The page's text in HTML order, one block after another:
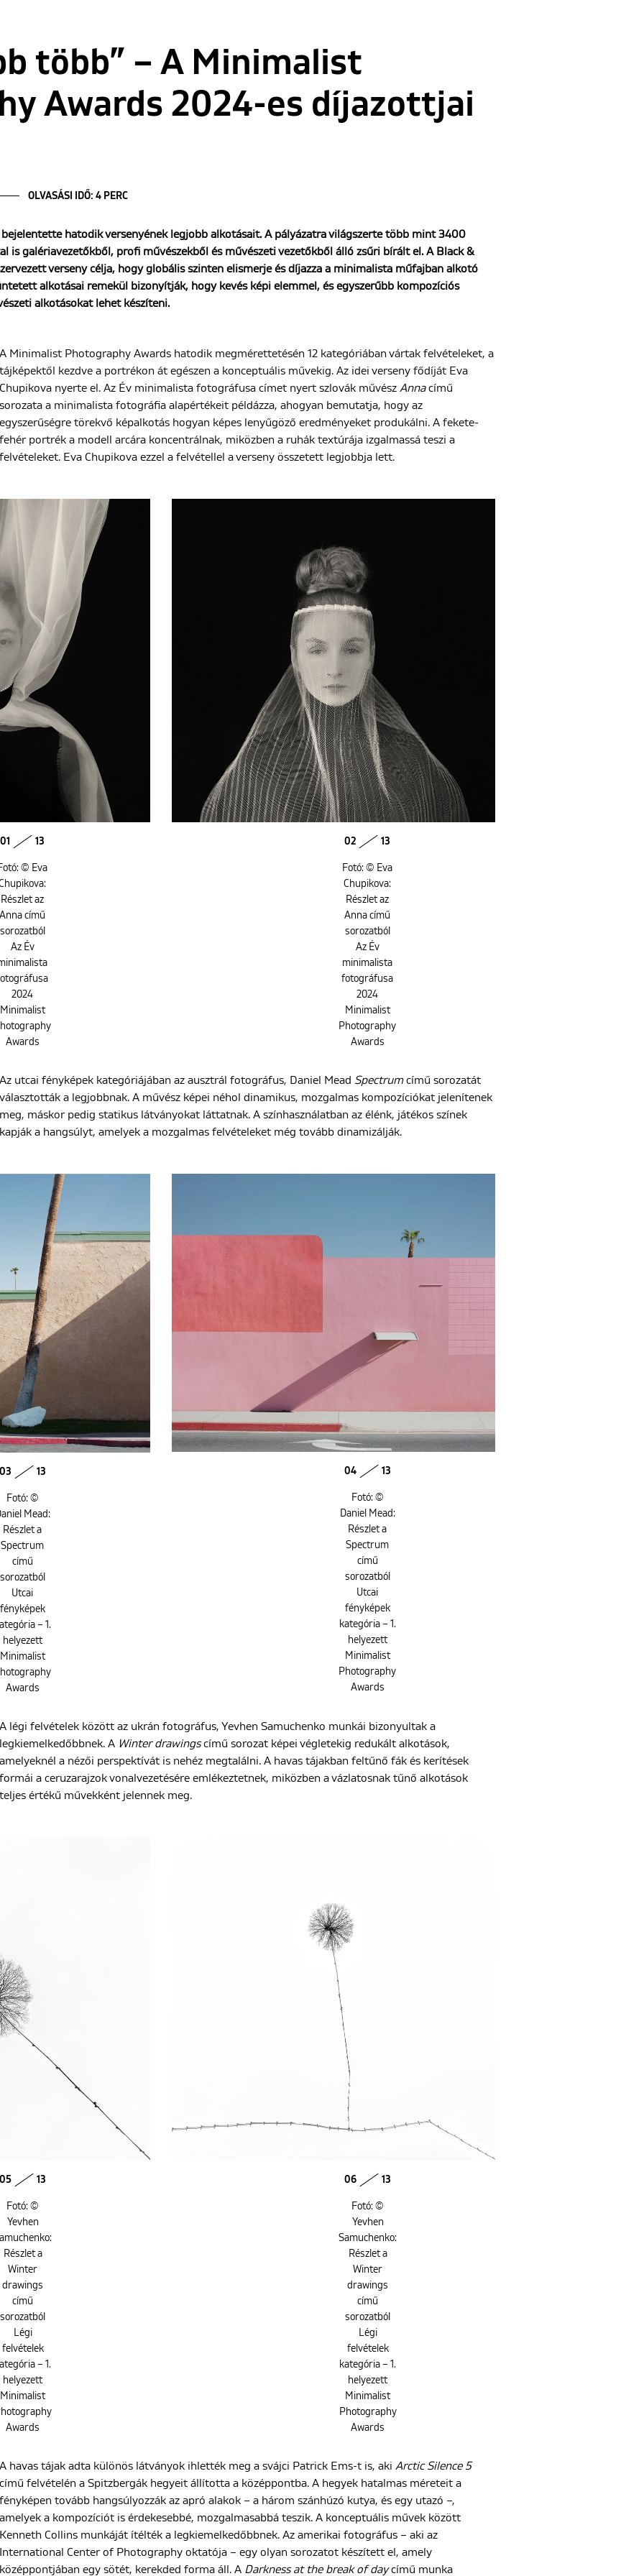
több” – A Minimalist
Awards 2024-es díjazottjai
OLVASÁSI IDŐ: 4 PERC
hatodik versenyének legjobb alkotásait. A pályázatra világszerte több mint 3400
is galériavezetőkből, profi művészekből és művészeti vezetőkből álló zsűri bírált el. A Black &
verseny célja, hogy globális szinten elismerje és díjazza a minimalista műfajban alkotó
alkotásai remekül bizonyítják, hogy kevés képi elemmel, és egyszerűbb kompozíciós
alkotásokat lehet készíteni.
A Minimalist Photography Awards hatodik megmérettetésén 12 kategóriában vártak felvételeket, a
tájképektől kezdve a portrékon át egészen a konceptuális művekig. Az idei verseny fődíját Eva
Chupikova nyerte el. Az Év minimalista fotográfusa címet nyert szlovák művész Annacímű
sorozata a minimalista fotográfia alapértékeit példázza, ahogyan bemutatja, hogy az
egyszerűségre törekvő képalkotás hogyan képes lenyűgöző eredményeket produkálni. A fekete-
fehér portrék a modell arcára koncentrálnak, miközben a ruhák textúrája izgalmassá teszi a
felvételeket. Eva Chupikova ezzel a felvétellel a verseny összetett legjobbja lett.
01 13
© Eva
Részlet az
Anna című
sorozatból
Az Év
2024
Minimalist
Awards
02 13
Fotó: © Eva
Chupikova:
Részlet az
Anna című
sorozatból
Az Év
minimalista
fotográfusa
2024
Minimalist
Photography
Awards
Az utcai fényképek kategóriájában az ausztrál fotográfus, Daniel Mead Spectrumcímű sorozatát
választották a legjobbnak. A művész képei néhol dinamikus, mozgalmas kompozíciókat jelenítenek
meg, máskor pedig statikus látványokat láttatnak. A színhasználatban az élénk, játékos színek
kapják a hangsúlyt, amelyek a mozgalmas felvételeket még tovább dinamizálják.
13
Fotó: ©
Mead:
Részlet a
Spectrum
című
sorozatból
Utcai
fényképek
– 1.
helyezett
Minimalist
Awards
04 13
Fotó: ©
Daniel Mead:
Részlet a
Spectrum
című
sorozatból
Utcai
fényképek
kategória – 1.
helyezett
Minimalist
Photography
Awards
A légi felvételek között az ukrán fotográfus, Yevhen Samuchenko munkái bizonyultak a
legkiemelkedőbbnek. A Winter drawingscímű sorozat képei végletekig redukált alkotások,
amelyeknél a nézői perspektívát is nehéz megtalálni. A havas tájakban feltűnő fák és kerítések
formái a ceruzarajzok vonalvezetésére emlékeztetnek, miközben a vázlatosnak tűnő alkotások
teljes értékű művekként jelennek meg.
05 13
Fotó: ©
Yevhen
Részlet a
Winter
drawings
című
sorozatból
Légi
felvételek
– 1.
helyezett
Minimalist
Awards
06 13
Fotó: ©
Yevhen
Samuchenko:
Részlet a
Winter
drawings
című
sorozatból
Légi
felvételek
kategória – 1.
helyezett
Minimalist
Photography
Awards
A havas tájak adta különös látványok ihlették meg a svájci Patrick Ems-t is, aki Arctic Silence 5
című felvételén a Spitzbergák hegyeit állította a középpontba. A hegyek hatalmas méreteit a
fényképen tovább hangsúlyozzák az apró alakok – a három szánhúzó kutya, és egy utazó –,
amelyek a kompozíciót is érdekesebbé, mozgalmasabbá teszik. A konceptuális művek között
Kenneth Collins munkáját ítélték a legkiemelkedőbbnek. Az amerikai fotográfus – aki az
International Center of Photography oktatója – egy olyan sorozatot készített el, amely
középpontjában egy sötét, kerekded forma áll. A Darkness at the break of daycímű munka